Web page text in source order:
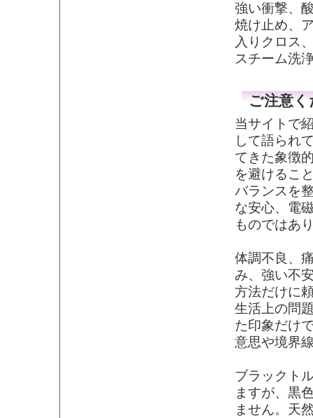
強い衝撃、
焼け止め、
入りクロス
スチーム洗
ご注意
当サイトで
して語られ
てきた象徴
を避けるこ
バランスを
な安心、電
ものではあ
体調不良、
み、強い不
方法だけに
生活上の問
た印象だけ
意思や境界
ブラックト
ますが、黒
ません。天